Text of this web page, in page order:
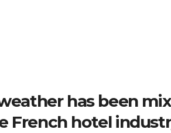
has been
French hotel